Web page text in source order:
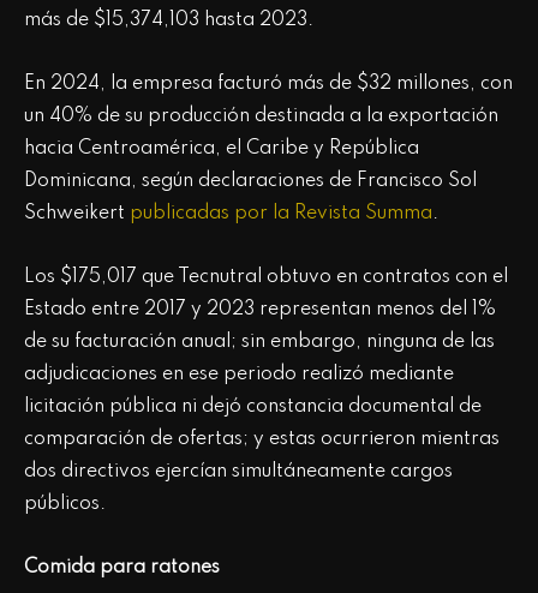
más de $15,374,103 hasta 2023.
En 2024, la empresa facturó más de $32 millones, con
un 40% de su producción destinada a la exportación
hacia Centroamérica, el Caribe y República
Dominicana, según declaraciones de Francisco Sol
Schweikert publicadas por la Revista Summa.
Los $175,017 que Tecnutral obtuvo en contratos con el
Estado entre 2017 y 2023 representan menos del 1%
de su facturación anual; sin embargo, ninguna de las
adjudicaciones en ese periodo realizó mediante
licitación pública ni dejó constancia documental de
comparación de ofertas; y estas ocurrieron mientras
dos directivos ejercían simultáneamente cargos
públicos.
Comida para ratones